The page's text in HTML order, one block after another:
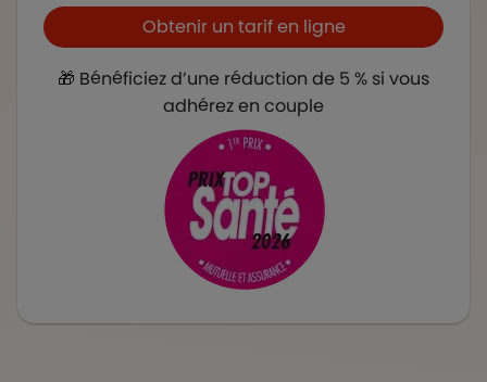
Boutons et liensObtenir un tarif en ligne
🎁 Bénéficiez d’une réduction de 5 % si vous
adhérez en couple